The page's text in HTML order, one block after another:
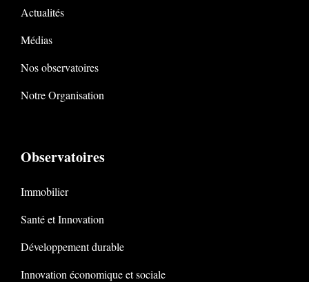
Actualités
Médias
Nos observatoires
Notre Organisation
Observatoires
Immobilier
Santé et Innovation
Développement durable
Innovation économique et sociale